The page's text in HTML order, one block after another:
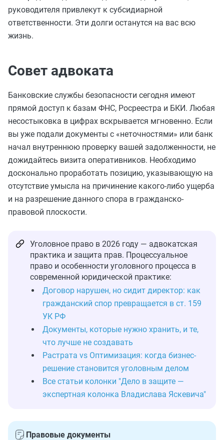
руководителя привлекут к субсидиарной
ответственности. Эти долги останутся на вас всю
жизнь.
Совет адвоката
Банковские службы безопасности сегодня имеют
прямой доступ к базам ФНС, Росреестра и БКИ. Любая
несостыковка в цифрах вскрывается мгновенно. Если
вы уже подали документы с «неточностями» или банк
начал внутреннюю проверку вашей задолженности, не
дожидайтесь визита оперативников. Необходимо
досконально проработать позицию, указывающую на
отсутствие умысла на причинение какого-либо ущерба
и на разрешение данного спора в гражданско-
правовой плоскости.
Уголовное право в 2026 году — адвокатская
практика и защита прав. Процессуальное
право и особенности уголовного процесса в
современной юридической практике:
Договор нарушен, но сидит директор: как
гражданский спор превращается в ст. 159
УК РФ
Документы, которые нужно хранить, и те,
что лучше не создавать
Растрата vs Оптимизация: когда бизнес-
решение становится уголовным делом
Все статьи колонки "Дело в защите —
экспертная колонка Владислава Яскевича"
Правовые документы